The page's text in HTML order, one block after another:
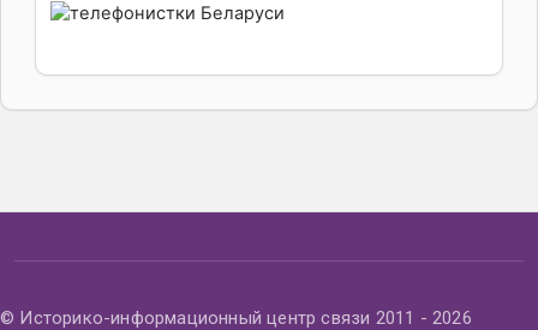
© Историко-информационный центр связи 2011 - 2026